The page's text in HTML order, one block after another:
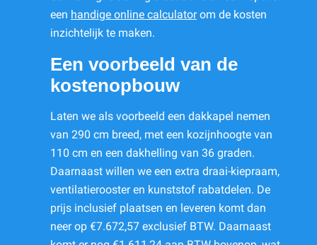
een handige online calculatorom de kosten
inzichtelijk te maken.
Een voorbeeld van de
kostenopbouw
Laten we als voorbeeld een dakkapel nemen
van 290 cm breed, met een kozijnhoogte van
110 cm en een dakhelling van 36 graden.
Daarnaast willen we een extra draai-kiepraam,
ventilatierooster en kunststof rabatdelen. De
prijs inclusief plaatsen en leveren komt dan
neer op €7.672,57 exclusief BTW. Daarnaast